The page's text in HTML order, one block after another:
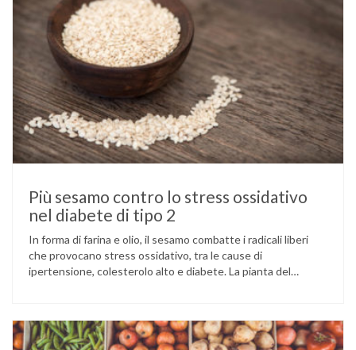
Più sesamo contro lo stress ossidativo
nel diabete di tipo 2
In forma di farina e olio, il sesamo combatte i radicali liberi
che provocano stress ossidativo, tra le cause di
ipertensione, colesterolo alto e diabete. La pianta del
utilizzati per la preparazione di numerosi piatti, ma …